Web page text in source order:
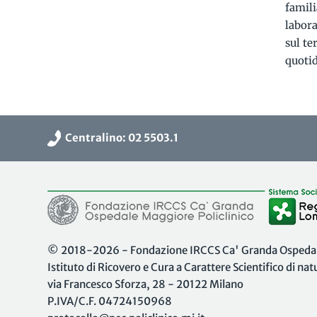
sul
Centralino: 02 5503.1
© 2018-2026 - Fondazione IRCCS Ca' Granda
Istituto di Ricovero e Cura a Carattere Scientifico di
via Francesco Sforza, 28 - 20122 Milano
P.IVA/C.F. 04724150968